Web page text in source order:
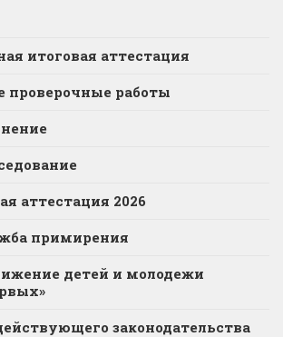
итоговая аттестация
проверочные работы
аттестация 2026
примирения
детей и молодежи
законодательства